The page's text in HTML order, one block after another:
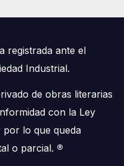
registrada ante el
Industrial.
de obras literarias
con la Ley
por lo que queda
o parcial. ®